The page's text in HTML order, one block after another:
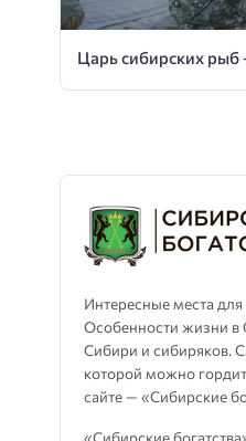
Царь сибирских рыб
Интересные места
Особенности жизни в
Сибири и сибиряков.
которой можно
сайте — «Сибирские
«Сибирские